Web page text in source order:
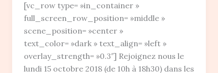
[vc_row type= »in_container »
full_screen_row_position= »middle »
scene_position= »center »
text_color= »dark » text_align= »left »
overlay_strength= »0.3″] Rejoignez nous le
lundi 15 octobre 2018 (de 10h à 18h30) dans les